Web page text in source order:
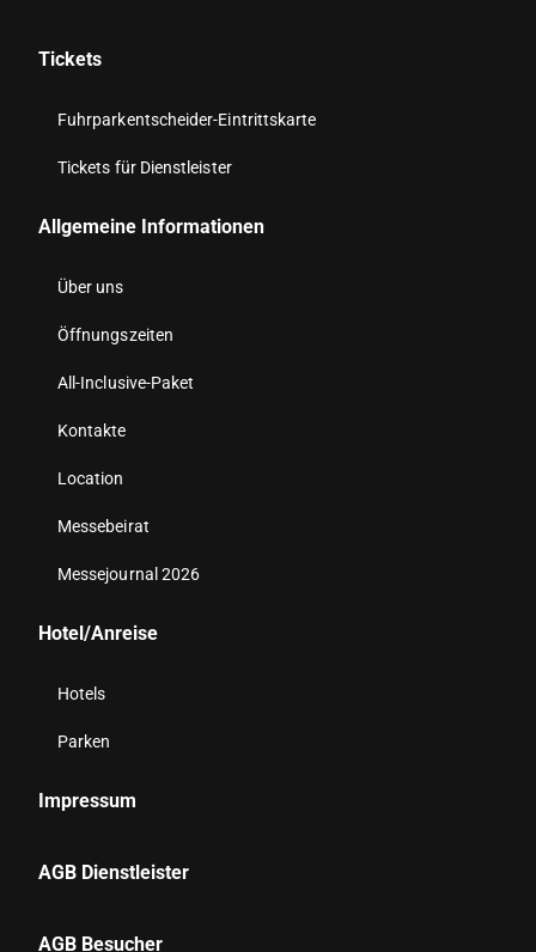
Tickets
Fuhrparkentscheider-Eintrittskarte
Tickets für Dienstleister
Allgemeine Informationen
Über uns
Öffnungszeiten
All-Inclusive-Paket
Kontakte
Location
Messebeirat
Messejournal 2026
Hotel/Anreise
Hotels
Parken
Impressum
AGB Dienstleister
AGB Besucher